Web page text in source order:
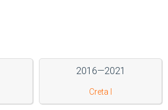
2016—2021
Creta I